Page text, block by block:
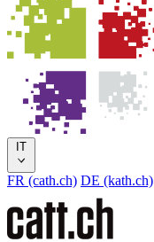
IT
FR (cath.ch) DE (kath.ch)